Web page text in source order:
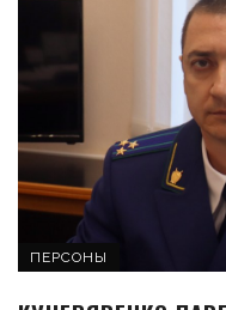
ПЕРСОНЫ